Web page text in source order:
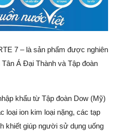
7 – là sản phẩm được nghiên
Á Đại Thành và Tập đoàn
khẩu từ Tập đoàn Dow (Mỹ)
loại ion kim loại nặng, các tạp
khiết giúp người sử dụng uống